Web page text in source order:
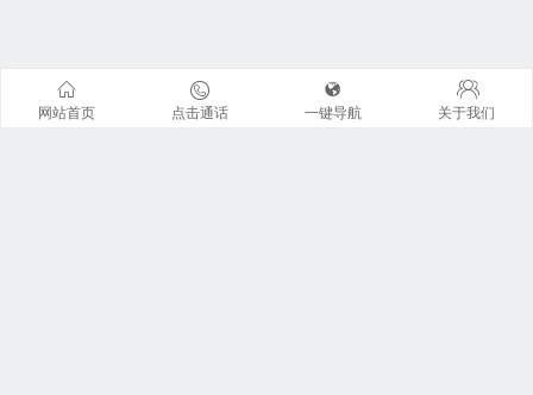
接、充分； C.审查是否及时
出具书面通知，不可抗力证
网站首页 点击通话 一键导航 关于我们